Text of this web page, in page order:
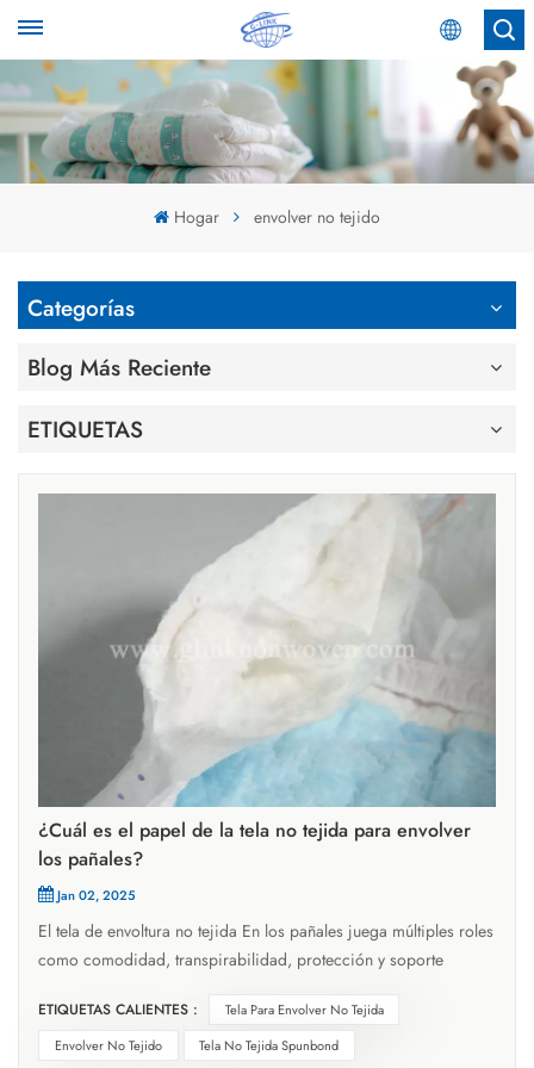
Español
English
Hogar envolver no tejido
Categorías
Blog Más Reciente
ETIQUETAS
¿Cuál es el papel de la tela no tejida para envolver
los pañales?
Jan 02, 2025
El tela de envoltura no tejida En los pañales juega múltiples roles
como comodidad, transpirabilidad, protección y soporte
directamente la comodidad del bebé y el rendimiento general
de los pañales.Específicamente, las funciones de envolver telas
ETIQUETAS CALIENTES :
Tela Para Envolver No Tejida
Envolver No Tejido
Tela No Tejida Spunbond